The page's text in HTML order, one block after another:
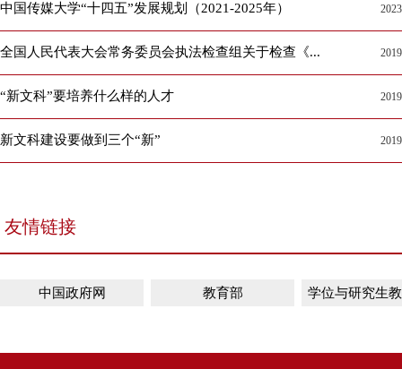
中国传媒大学“十四五”发展规划（2021-2025年）
全国人民代表大会常务委员会执法检查组关于检查《...
“新文科”要培养什么样的人才
新文科建设要做到三个“新”
友情链接
中国政府网 教育部 学位与研究生